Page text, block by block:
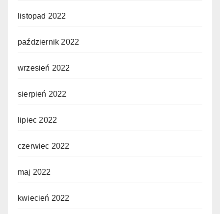
listopad 2022
październik 2022
wrzesień 2022
sierpień 2022
lipiec 2022
czerwiec 2022
maj 2022
kwiecień 2022